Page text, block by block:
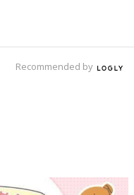
Recommended by